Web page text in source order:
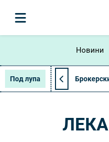
Новини
Под лупа